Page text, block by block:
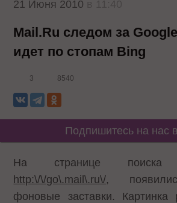
21 Июня 2010
Mail.Ru следом за Google
идет по стопам Bing
3 8540
Подпишитесь на нас
На странице
http:\/\/go\.mail\.ru\/,
фоновые заставки. Картинка